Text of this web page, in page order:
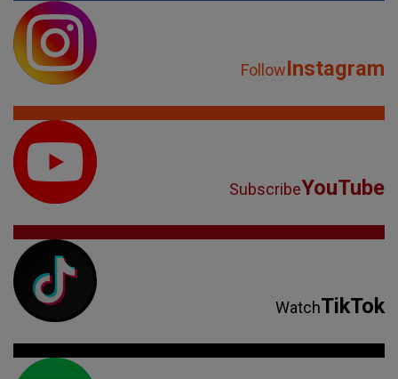
FollowInstagram
SubscribeYouTube
WatchTikTok